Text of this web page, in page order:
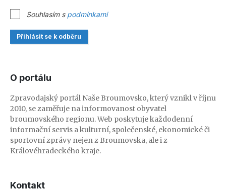
Souhlasím s podmínkami
Přihlásit se k odběru
O portálu
Zpravodajský portál Naše Broumovsko, který vznikl v říjnu
2010, se zaměřuje na informovanost obyvatel
broumovského regionu. Web poskytuje každodenní
informační servis a kulturní, společenské, ekonomické či
sportovní zprávy nejen z Broumovska, ale i z
Královéhradeckého kraje.
Kontakt